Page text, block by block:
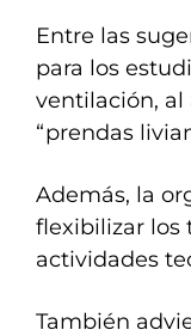
Entre las
para los
ventilación, al
“prendas
Además, la
flexibilizar los
actividades
También